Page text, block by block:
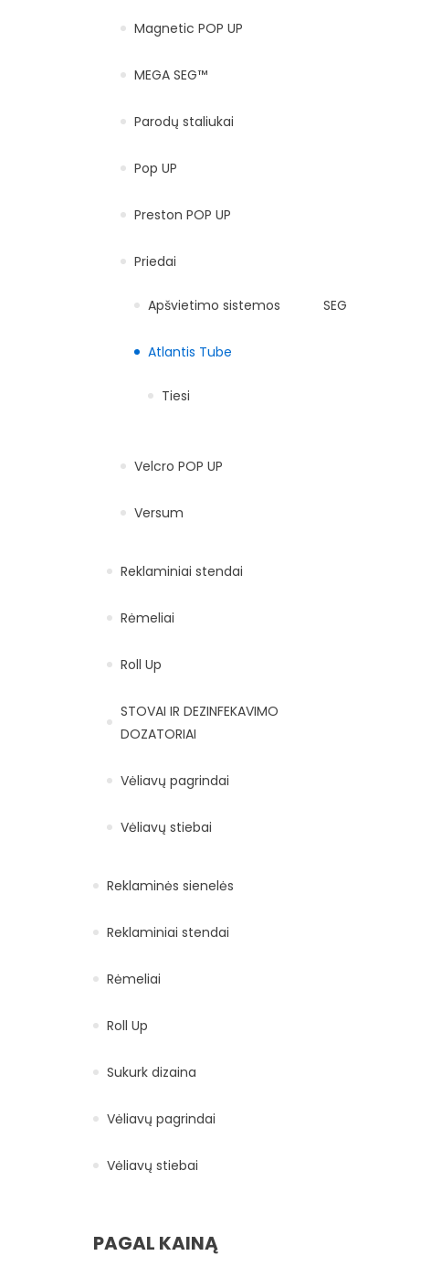
Magnetic POP UP
MEGA SEG™
Parodų staliukai
Pop UP
Preston POP UP
Priedai
Apšvietimo sistemos SEG
Atlantis Tube
Tiesi
Velcro POP UP
Versum
Reklaminiai stendai
Rėmeliai
Roll Up
STOVAI IR DEZINFEKAVIMO
DOZATORIAI
Vėliavų pagrindai
Vėliavų stiebai
Reklaminės sienelės
Reklaminiai stendai
Rėmeliai
Roll Up
Sukurk dizaina
Vėliavų pagrindai
Vėliavų stiebai
PAGAL KAINĄ